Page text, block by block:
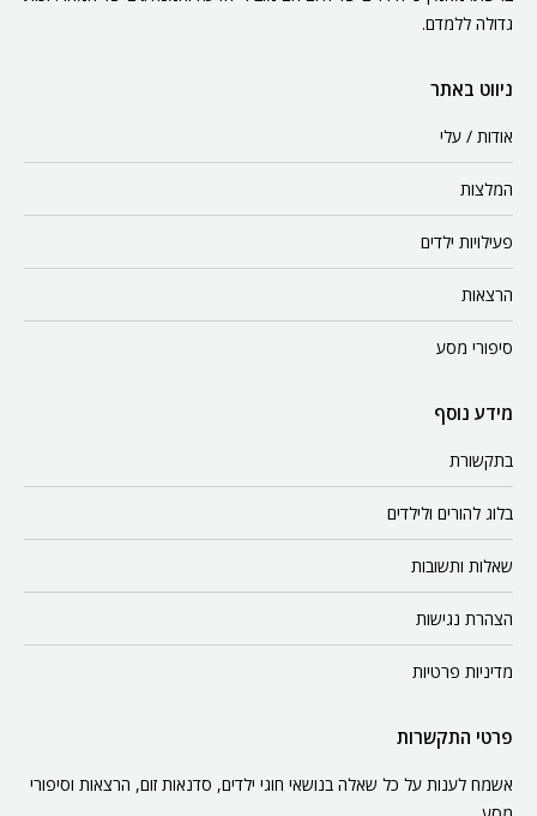
גדולה ללמדם.
ניווט באתר
אודות / עלי
המלצות
פעילויות ילדים
הרצאות
סיפורי מסע
מידע נוסף
בתקשורת
בלוג להורים ולילדים
שאלות ותשובות
הצהרת נגישות
מדיניות פרטיות
פרטי התקשרות
אשמח לענות על כל שאלה בנושאי חוגי ילדים, סדנאות זום, הרצאות וסיפורי